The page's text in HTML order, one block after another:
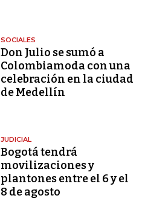
SOCIALES
Don Julio se sumó a
Colombiamoda con una
celebración en la ciudad
de Medellín
JUDICIAL
Bogotá tendrá
movilizaciones y
plantones entre el 6 y el
8 de agosto